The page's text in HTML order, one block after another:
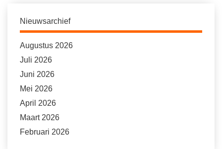
Nieuwsarchief
Augustus 2026
Juli 2026
Juni 2026
Mei 2026
April 2026
Maart 2026
Februari 2026